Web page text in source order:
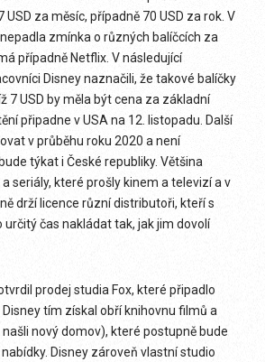
USD za měsíc, případně 70 USD za rok. V
zmínka o různých balíčcích za
případně Netflix. V následující
Disney naznačili, že takové balíčky
7 USD by měla být cena za základní
připadne v USA na 12. listopadu. Další
v průběhu roku 2020 a není
týkat i České republiky. Většina
seriály, které prošly kinem a televizí a v
drží licence různí distributoři, kteří s
čas nakládat tak, jak jim dovolí
prodej studia Fox, které připadlo
Disney tím získal obří knihovnu filmů a
nový domov), které postupně bude
Disney zároveň vlastní studio